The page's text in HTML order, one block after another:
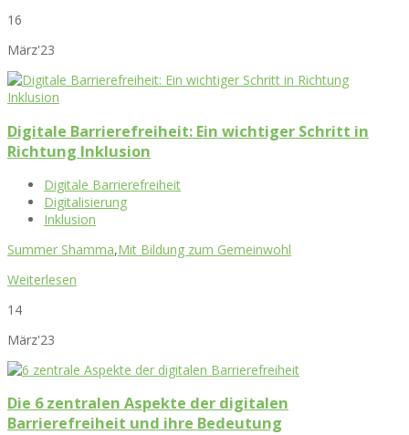
16
März'23
Digitale Barrierefreiheit: Ein wichtiger Schritt in
Richtung Inklusion
Digitale Barrierefreiheit
Digitalisierung
Inklusion
Summer Shamma,Mit Bildung zum Gemeinwohl
Weiterlesen
14
März'23
Die 6 zentralen Aspekte der digitalen
Barrierefreiheit und ihre Bedeutung